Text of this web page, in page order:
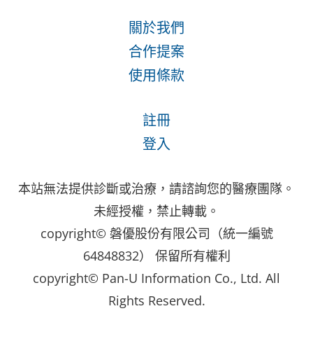
關於我們
合作提案
使用條款
註冊
登入
本站無法提供診斷或治療，請諮詢您的醫療團隊。
未經授權，禁止轉載。
copyright© 磐優股份有限公司（統一編號
64848832） 保留所有權利
copyright© Pan-U Information Co., Ltd. All
Rights Reserved.